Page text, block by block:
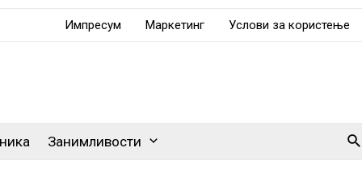
Импресум Маркетинг Услови за користење
Занимливости